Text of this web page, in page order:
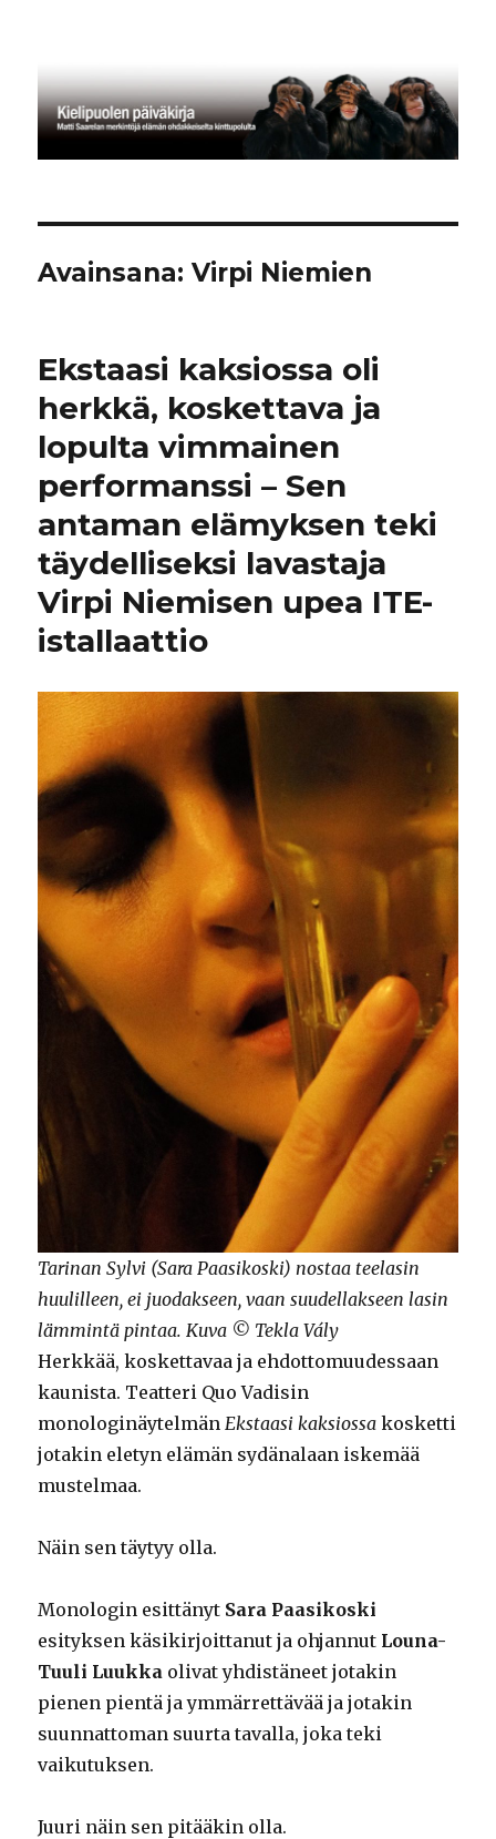
Avainsana:Virpi Niemien
Ekstaasi kaksiossa oli
herkkä, koskettava ja
lopulta vimmainen
performanssi – Sen
antaman elämyksen teki
täydelliseksi lavastaja
Virpi Niemisen upea ITE-
istallaattio
Tarinan Sylvi (Sara Paasikoski) nostaa teelasin
huulilleen, ei juodakseen, vaan suudellakseen lasin
lämmintä pintaa. Kuva © Tekla Vály
Herkkää, koskettavaa ja ehdottomuudessaan
kaunista. Teatteri Quo Vadisin
monologinäytelmän Ekstaasi kaksiossa kosketti
jotakin eletyn elämän sydänalaan iskemää
mustelmaa.
Näin sen täytyy olla.
Monologin esittänyt Sara Paasikoski
esityksen käsikirjoittanut ja ohjannut Louna-
Tuuli Luukka olivat yhdistäneet jotakin
pienen pientä ja ymmärrettävää ja jotakin
suunnattoman suurta tavalla, joka teki
vaikutuksen.
Juuri näin sen pitääkin olla.